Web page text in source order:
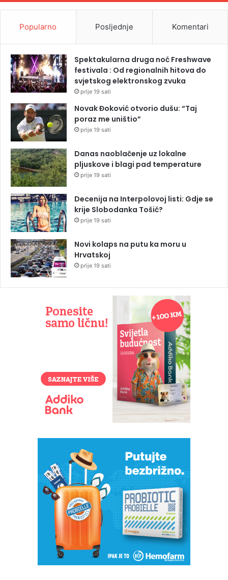
Popularno Posljednje Komentari
Spektakularna druga noć Freshwave
festivala : Od regionalnih hitova do
svjetskog elektronskog zvuka
prije 19 sati
Novak Đoković otvorio dušu: “Taj
poraz me uništio”
prije 19 sati
Danas naoblačenje uz lokalne
pljuskove i blagi pad temperature
prije 19 sati
Decenija na Interpolovoj listi: Gdje se
krije Slobodanka Tošić?
prije 19 sati
Novi kolaps na putu ka moru u
Hrvatskoj
prije 19 sati